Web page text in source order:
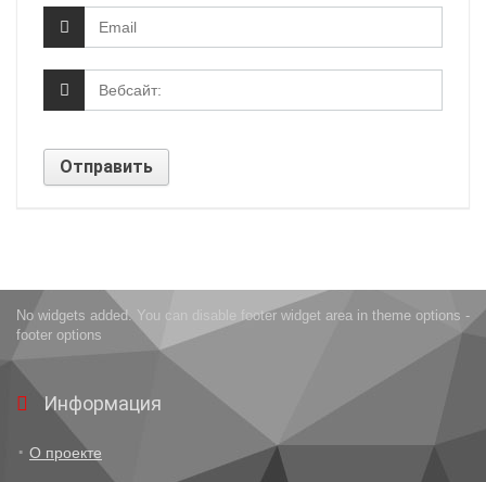
No widgets added. You can disable footer widget area in theme options -
footer options
Информация
О проекте